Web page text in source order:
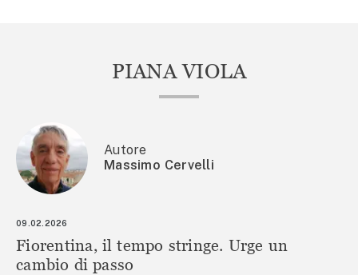
PIANA VIOLA
Autore
Massimo Cervelli
09.02.2026
Fiorentina, il tempo stringe. Urge un
cambio di passo